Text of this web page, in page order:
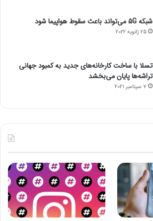
شبکه 5G می‌تواند باعث سقوط هواپیما شود
25 ژانویه 2022
تسلا با ساخت کارخانه‌های جدید به کمبود جهانی
تراشه‌ها پایان می‌بخشد
7 سپتامبر 2021